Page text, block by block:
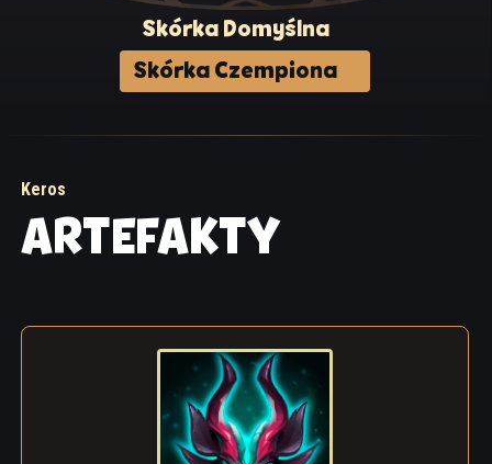
Skórka Domyślna
Skórka Czempiona
Keros
ARTEFAKTY